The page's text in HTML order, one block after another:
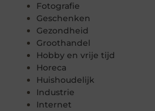
Fotografie
Geschenken
Gezondheid
Groothandel
Hobby en vrije tijd
Horeca
Huishoudelijk
Industrie
Internet